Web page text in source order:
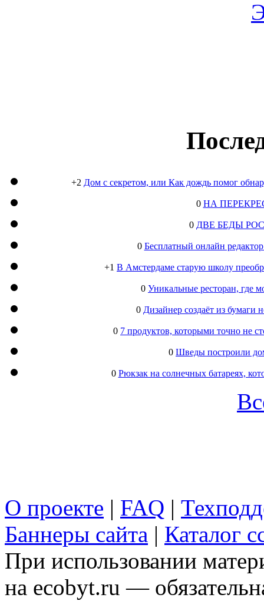
+2 Дом с секретом, или Как дождь помог
0 НА
0 ДВЕ БЕДЫ
0 Бесплатный онлайн
+1 В Амстердаме старую школу
0 Уникальные ресторан, где
0 Дизайнер создаёт из
0 7 продуктов, которыми точно не
0 Шведы построили
0 Рюкзак на солнечных батареях,
О проекте | FAQ |
Баннеры сайта | Каталог
При использовании
на ecobyt.ru —